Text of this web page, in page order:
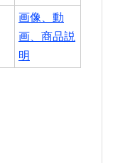
画像、動
画、商品説
明